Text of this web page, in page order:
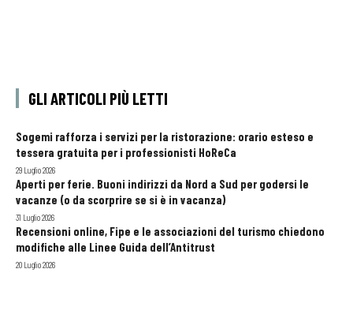
GLI ARTICOLI PIÙ LETTI
Sogemi rafforza i servizi per la ristorazione: orario esteso e
tessera gratuita per i professionisti HoReCa
29 Luglio 2026
Aperti per ferie. Buoni indirizzi da Nord a Sud per godersi le
vacanze (o da scorprire se si è in vacanza)
31 Luglio 2026
Recensioni online, Fipe e le associazioni del turismo chiedono
modifiche alle Linee Guida dell’Antitrust
20 Luglio 2026